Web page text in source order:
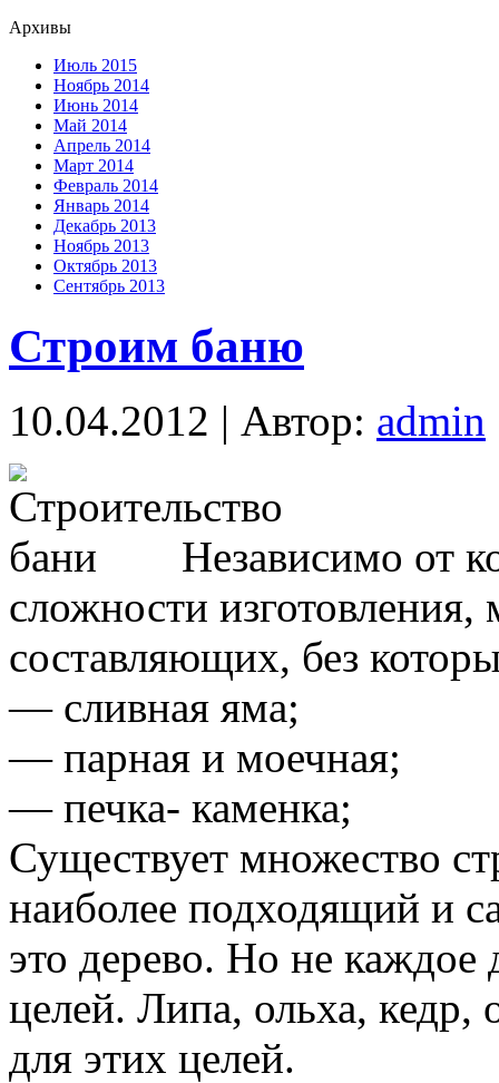
Архивы
Июль 2015
Ноябрь 2014
Июнь 2014
Май 2014
Апрель 2014
Март 2014
Февраль 2014
Январь 2014
Декабрь 2013
Ноябрь 2013
Октябрь 2013
Сентябрь 2013
Строим баню
10.04.2012 | Автор: admin
Независимо от
сложности
составляющих, без
— сливная яма;
— парная и моечная;
— печка- каменка;
Существует множество
наиболее подходящий и
это дерево. Но не каждое
целей. Липа, ольха, кедр,
для этих целей.